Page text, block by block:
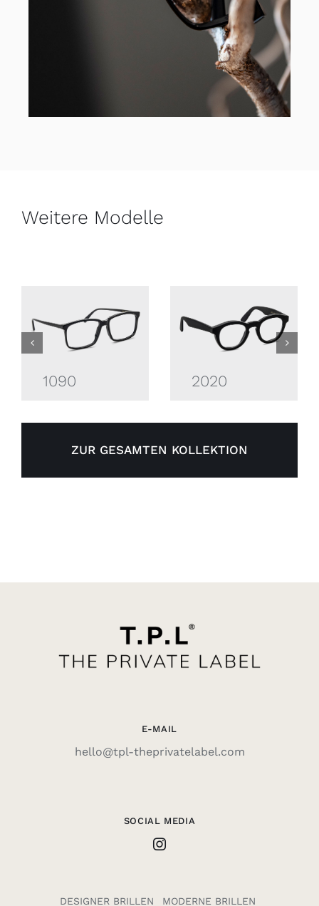
Weitere Modelle
1090 2020
ZUR GESAMTEN KOLLEKTION
E-MAIL
hello@tpl-theprivatelabel.com
SOCIAL MEDIA
DESIGNER BRILLEN MODERNE BRILLEN